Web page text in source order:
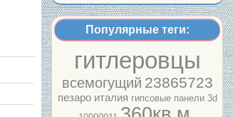
Популярные теги:
гитлеровцы
всемогущий 23865723
пезаро италия гипсовые панели 3d